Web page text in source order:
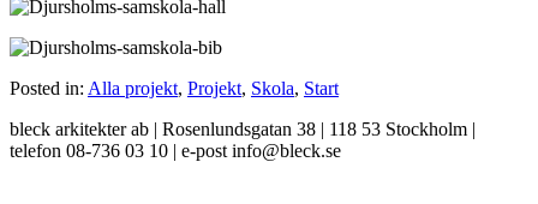
Posted in: Alla projekt, Projekt, Skola, Start
bleck arkitekter ab | Rosenlundsgatan 38 | 118 53 Stockholm |
telefon 08-736 03 10 | e-post info@bleck.se